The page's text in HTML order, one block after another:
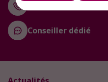
Conseiller dédié